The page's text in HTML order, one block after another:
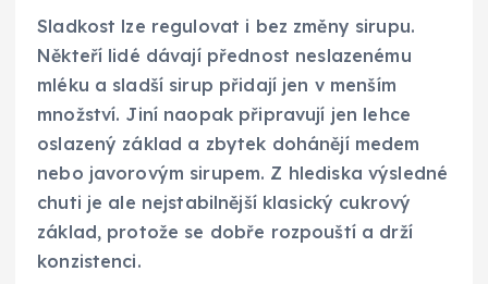
Sladkost lze regulovat i bez změny sirupu.
Někteří lidé dávají přednost neslazenému
mléku a sladší sirup přidají jen v menším
množství. Jiní naopak připravují jen lehce
oslazený základ a zbytek dohánějí medem
nebo javorovým sirupem. Z hlediska výsledné
chuti je ale nejstabilnější klasický cukrový
základ, protože se dobře rozpouští a drží
konzistenci.